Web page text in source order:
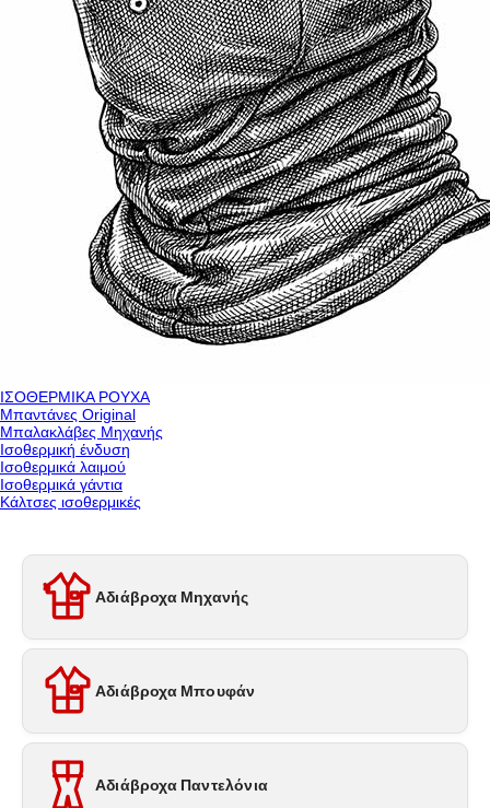
ΙΣΟΘΕΡΜΙΚΑ ΡΟΥΧΑ
Μπαντάνες Original
Μπαλακλάβες Μηχανής
Ισοθερμική ένδυση
Ισοθερμικά λαιμού
Ισοθερμικά γάντια
Κάλτσες ισοθερμικές
Αδιάβροχα Μηχανής
Αδιάβροχα Μπουφάν
Αδιάβροχα Παντελόνια